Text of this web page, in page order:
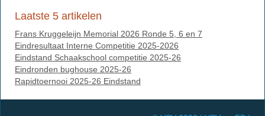
Laatste 5 artikelen
Frans Kruggeleijn Memorial 2026 Ronde 5, 6 en 7
Eindresultaat Interne Competitie 2025-2026
Eindstand Schaakschool competitie 2025-26
Eindronden bughouse 2025-26
Rapidtoernooi 2025-26 Eindstand